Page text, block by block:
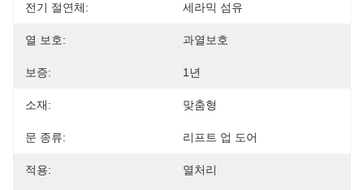
전기 절연체: 세라믹 섬유
열 보호: 과열보호
보증: 1년
소재: 맞춤형
문 종류: 리프트 업 도어
적용: 열처리